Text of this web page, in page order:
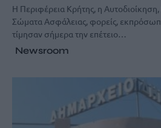
Η Περιφέρεια Κρήτης, η
Σώματα Ασφάλειας, φορείς,
τίμησαν σήμερα την επέτειο…
Newsroom